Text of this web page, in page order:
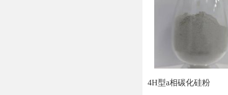
4H型a相碳化硅粉